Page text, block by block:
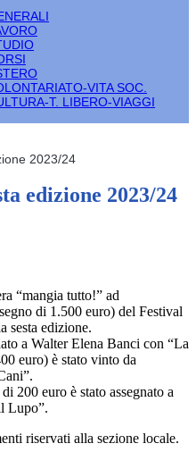
VITA SOC.
T. LIBERO-VIAGGI
2023/24
edizione 2023/24
“mangia tutto!” ad
di 1.500 euro) del Festival
sesta edizione.
a Walter Elena Banci con “La
euro) è stato vinto da
200 euro è stato assegnato a
Lupo”.
riservati alla sezione locale.